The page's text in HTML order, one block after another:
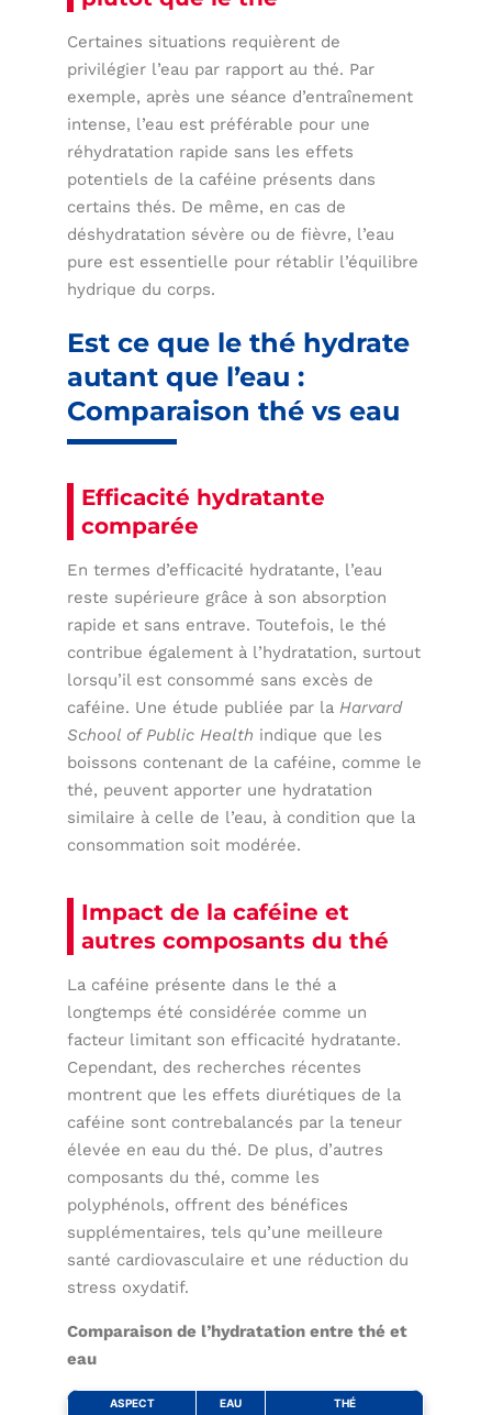
Certaines situations requièrent de
privilégier l’eau par rapport au thé. Par
exemple, après une séance d’entraînement
intense, l’eau est préférable pour une
réhydratation rapide sans les effets
potentiels de la caféine présents dans
certains thés. De même, en cas de
déshydratation sévère ou de fièvre, l’eau
pure est essentielle pour rétablir l’équilibre
hydrique du corps.
Est ce que le thé hydrate
autant que l’eau :
Comparaison thé vs eau
Efficacité hydratante
comparée
En termes d’efficacité hydratante, l’eau
reste supérieure grâce à son absorption
rapide et sans entrave. Toutefois, le thé
contribue également à l’hydratation, surtout
lorsqu’il est consommé sans excès de
caféine. Une étude publiée par laHarvard
School of Public Health indique que les
boissons contenant de la caféine, comme le
thé, peuvent apporter une hydratation
similaire à celle de l’eau, à condition que la
consommation soit modérée.
Impact de la caféine et
autres composants du thé
La caféine présente dans le thé a
longtemps été considérée comme un
facteur limitant son efficacité hydratante.
Cependant, des recherches récentes
montrent que les effets diurétiques de la
caféine sont contrebalancés par la teneur
élevée en eau du thé. De plus, d’autres
composants du thé, comme les
polyphénols, offrent des bénéfices
supplémentaires, tels qu’une meilleure
santé cardiovasculaire et une réduction du
stress oxydatif.
Comparaison de l’hydratation entre thé et
eau
ASPECT EAU THÉ